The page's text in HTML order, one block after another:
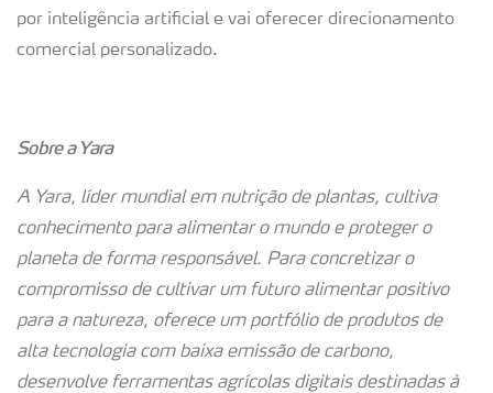
por inteligência artificial e vai oferecer direcionamento
comercial personalizado.
Sobre a Yara
A Yara, líder mundial em nutrição de plantas, cultiva
conhecimento para alimentar o mundo e proteger o
planeta de forma responsável. Para concretizar o
compromisso de cultivar um futuro alimentar positivo
para a natureza, oferece um portfólio de produtos de
alta tecnologia com baixa emissão de carbono,
desenvolve ferramentas agrícolas digitais destinadas à